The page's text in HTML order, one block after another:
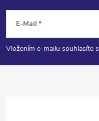
F
u
ß
E-Mail
Vložením e-mailu souhlasíte s